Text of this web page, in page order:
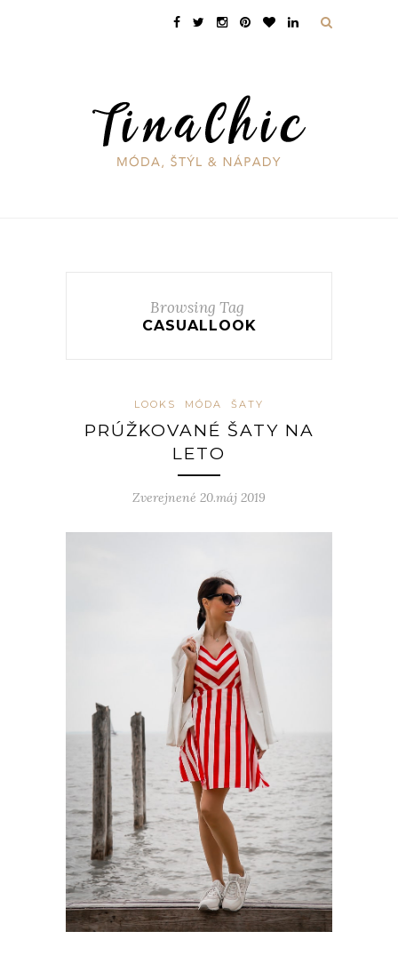
Browsing Tag
CASUALLOOK
LOOKS MÓDA ŠATY
PRÚŽKOVANÉ ŠATY NA
LETO
Zverejnené 20.máj 2019